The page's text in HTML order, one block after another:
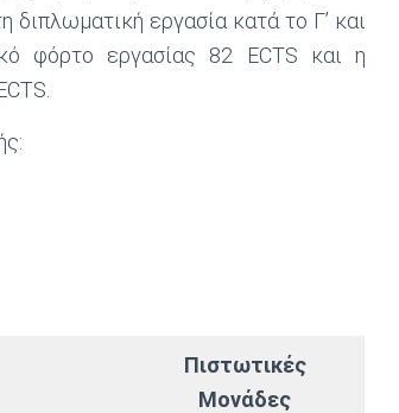
διπλωματική εργασία κατά το Γ’ και
φόρτο εργασίας 82 ECTS και η
Πιστωτικές
Μονάδες